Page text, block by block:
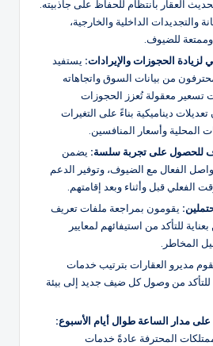
العقار بانتظام للحفاظ على جاذبيته.
والتجديدات الداخلية والخارجية،
للضيوف.
لزيادة الحجوزات والإيرادات: يستفيد
من بيانات السوق واتجاهاته
تسعير معقولة تُعزز الحجوزات
ديناميكية بناءً على التغيرات
المحلية وأسعار المنافسين.
للحصول على تجربة سلسة: يضمن
الفعال مع الضيوف، وتوفير الدعم
الفعلي قبل وأثناء وبعد إقامتهم.
يقومون بمراجعة ملفات تعريف
للتأكد من استيفائهم لمعايير
المخاطر.
مديرو العقارات بترتيب خدمات
للتأكد من وصول كل ضيف جديد إلى بيئة
مدار الساعة طوال أيام الأسبوع:
المحترفة عادةً خدمات